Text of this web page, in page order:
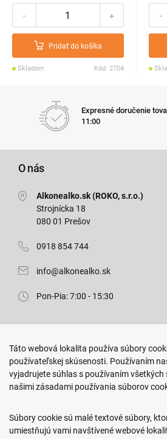
- +
Pridať do košíka
Skladom Kód: 2704
-
Expresné doručenie tovaru do
11:00
O nás
Alkonealko.sk (ROKO, s.r.o.)
Strojnícka 18
080 01 Prešov
0918 854 744
info@alkonealko.sk
Pon-Pia: 7:00 - 15:30
Arm. gen. Svobodu 23/A
080 01 Prešov
0917 466 578
sekcovpredajna@doroka.sk
Pon-Ned: 9:00 - 20:00
Táto webová lokalita používa súbory
používateľskej skúsenosti. Používaním
vyjadrujete súhlas s používaním všetkých
našimi zásadami používania súborov
Súbory cookie sú malé textové súbory,
umiestňujú vami navštívené webové